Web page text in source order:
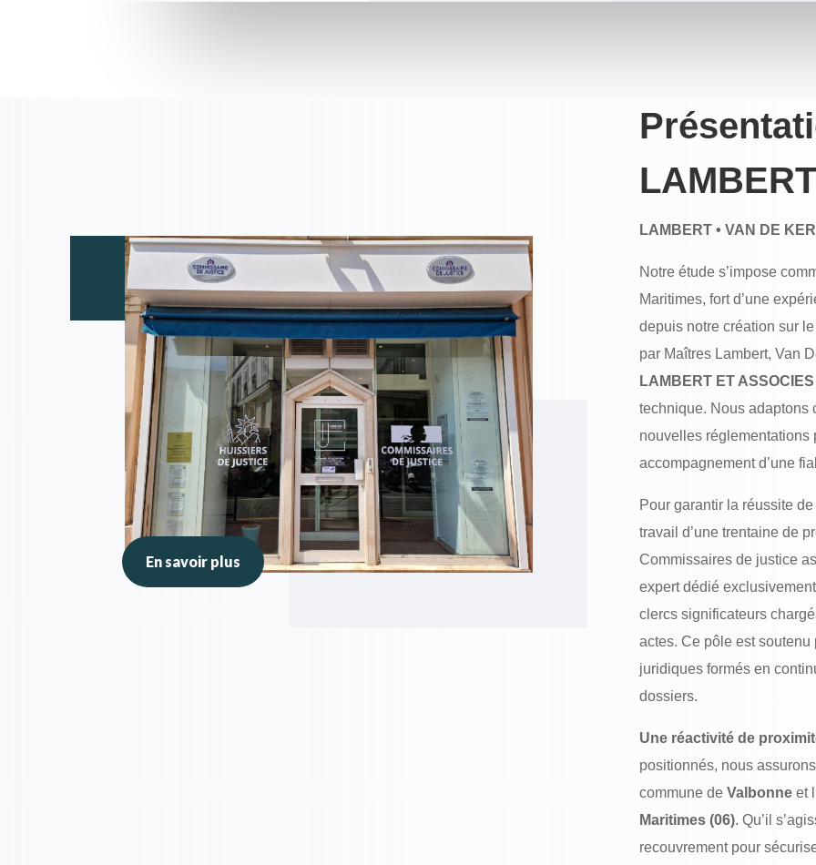
En savoir plus
LAMBERT • VAN DE
Notre étude s’impose
Maritimes, fort d’une
depuis notre création sur
par Maîtres Lambert, Van
LAMBERT ET ASSOCIES
technique. Nous adaptons
nouvelles réglementations
accompagnement d’une
Pour garantir la réussite
travail d’une trentaine de
Commissaires de justice
expert dédié
clercs significateurs
actes. Ce pôle est
juridiques formés en
dossiers.
Une réactivité de
positionnés, nous
commune de Valbonneet
Maritimes (06). Qu’il
recouvrement pour